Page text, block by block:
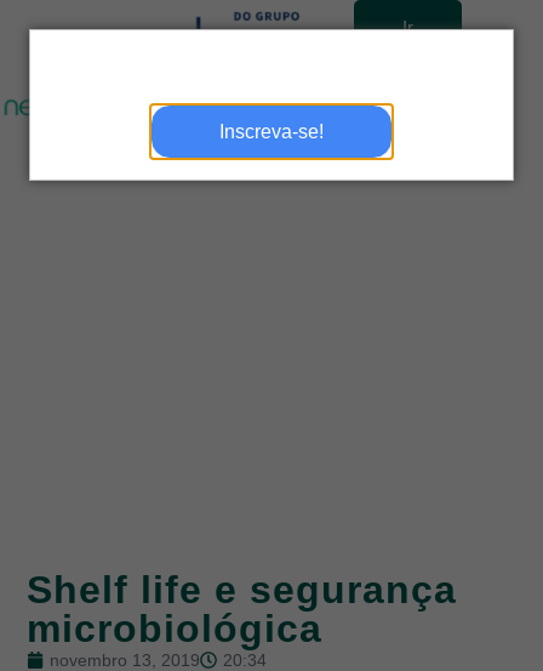
Inscreva-se!
Ir
Shelf life e segurança
microbiológica
novembro 13, 2019 20:34